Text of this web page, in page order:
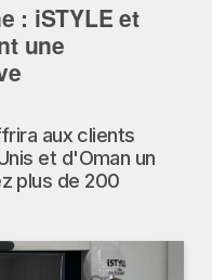
: iSTYLE et
une
aux clients
et d'Oman un
plus de 200